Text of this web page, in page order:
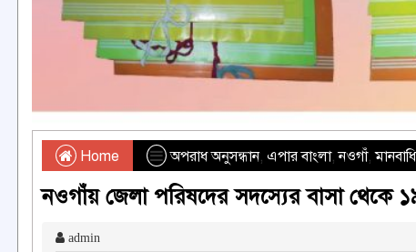
Home অপরাধ অনুসন্ধান, এপার বাংলা,নওগাঁ,
নওগাঁয় জেলা পরিষদের সদস্যের বাসা থেকে
admin